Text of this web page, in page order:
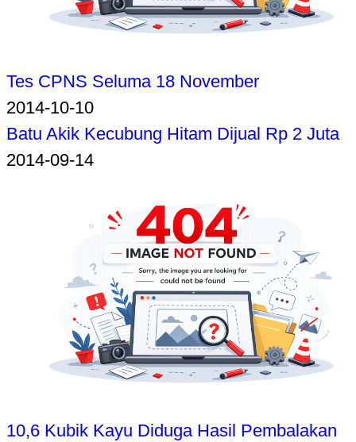
Tes CPNS Seluma 18 November
2014-10-10
Batu Akik Kecubung Hitam Dijual Rp 2 Juta
2014-09-14
10,6 Kubik Kayu Diduga Hasil Pembalakan